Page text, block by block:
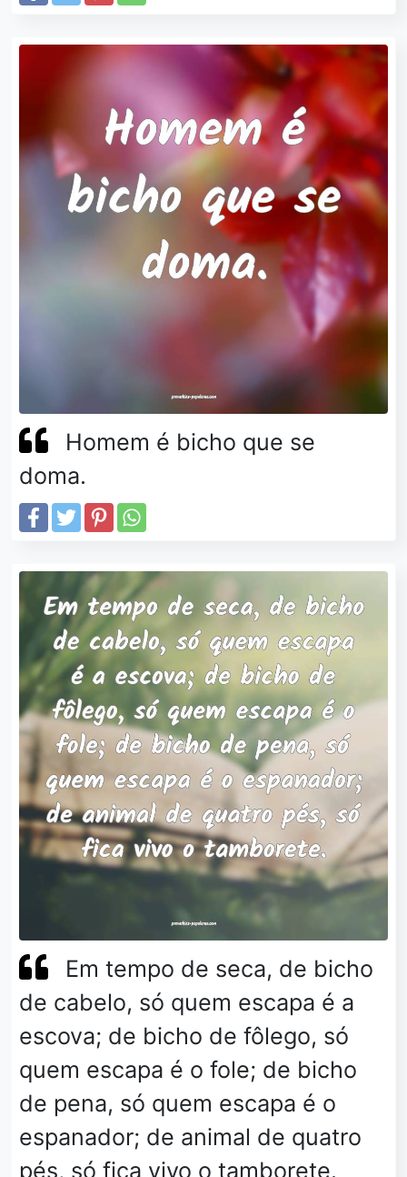
Homem é bicho que se
doma.
Em tempo de seca, de bicho
de cabelo, só quem escapa é a
escova; de bicho de fôlego, só
quem escapa é o fole; de bicho
de pena, só quem escapa é o
espanador; de animal de quatro
pés, só fica vivo o tamborete.